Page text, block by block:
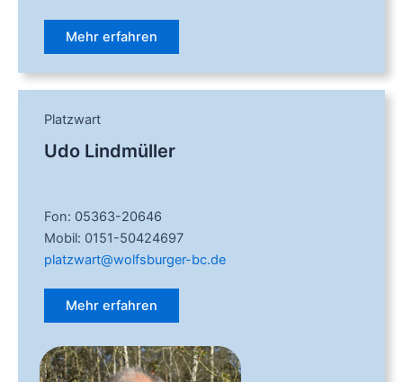
Mehr erfahren
Platzwart
Udo Lindmüller
Fon: 05363-20646
Mobil: 0151-50424697
platzwart@wolfsburger-bc.de
Mehr erfahren